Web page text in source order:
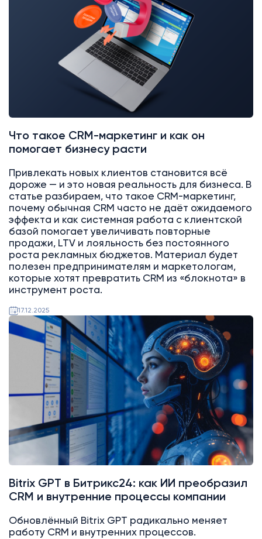
Что такое CRM-маркетинг и как он
помогает бизнесу расти
Привлекать новых клиентов становится всё
дороже — и это новая реальность для бизнеса. В
статье разбираем, что такое CRM-маркетинг,
почему обычная CRM часто не даёт ожидаемого
эффекта и как системная работа с клиентской
базой помогает увеличивать повторные
продажи, LTV и лояльность без постоянного
роста рекламных бюджетов. Материал будет
полезен предпринимателям и маркетологам,
которые хотят превратить CRM из «блокнота» в
инструмент роста.
17.12.2025
AI
Битрикс24
Bitrix GPT в Битрикс24: как ИИ преобразил
CRM и внутренние процессы компании
Обновлённый Bitrix GPT радикально меняет
работу CRM и внутренних процессов.